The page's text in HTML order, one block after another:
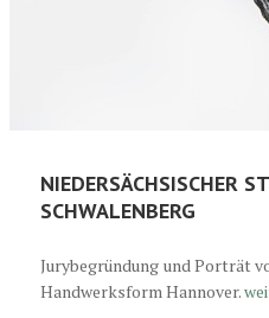
NIEDERSÄCHSISCHER
SCHWALENBERG
Jurybegründung und Porträt
Handwerksform Hannover.